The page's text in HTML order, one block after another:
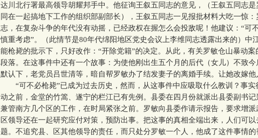
达川北行署最高领导胡耀邦手中。他征询王叙五同志的意见，（王叙五同志是
同在一起搞地下工作的组织部副部长），王叙五同志一见报批材料大吃一惊：
志，在复杂斗争的年代没有动摇，已经政权在握怎么会投敌呢！他建议：“可
慎重考虑”。（此情节是80年代绵阳地区党史会议上李维同志透露出来的）中
能枪毙的批示下，只好改作：“开除党籍”的决定。从此，有关罗敏仓山暴动案
段落。在这事件中还有一个故事：为使他刚出生五个月的后代（女儿）不致
默认下，老党员吕世清等，暗自帮罗敏办了结发妻子的离婚手续。让她改嫁他
“可不必枪毙”已成为过去历史，然而，从这事件中应吸取什么教训？事实
动之前，金堂的竹篙、遂宁的栏江已有先例。县委在四月份就派出县委副书记
兼管南方几个区的工作，在时局紧张之前。罗敏向县委作请示报告，要求增派
区领导还在一起研究应付对策，预防出事。把这事的真相全端出来，人们可以
题。不追究县、区其他领导的责任，而只处分罗敏一个人，他成了这件事情